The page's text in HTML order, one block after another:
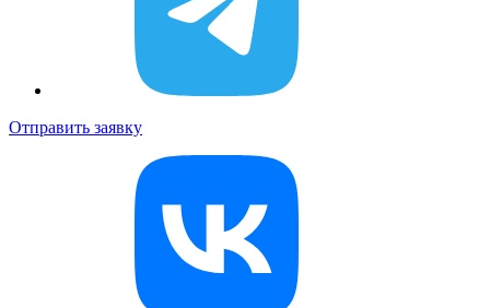
Отправить заявку